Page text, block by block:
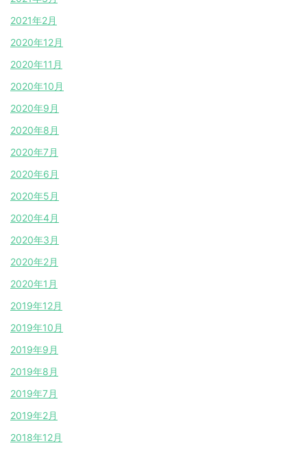
2021年2月
2020年12月
2020年11月
2020年10月
2020年9月
2020年8月
2020年7月
2020年6月
2020年5月
2020年4月
2020年3月
2020年2月
2020年1月
2019年12月
2019年10月
2019年9月
2019年8月
2019年7月
2019年2月
2018年12月